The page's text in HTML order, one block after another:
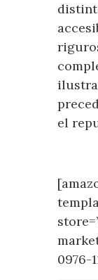
el
0976-